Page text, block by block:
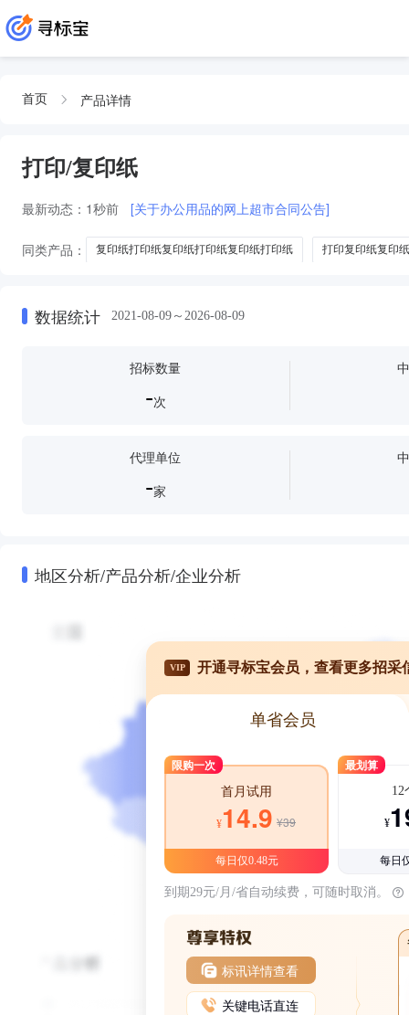
首页 产品详情
打印/复印纸
最新动态： 1秒前 [关于办公用品的网上超市合同公告]
同类产品： 复印纸打印纸复印纸打印纸复印纸打印纸 打印复印纸复印纸
数据统计 2021-08-09～2026-08-09
招标数量
-次
代理单位
-家
地区分析/产品分析/企业分析
VIP 开通寻标宝会员，查看更多招采
单省会员
限购一次
首月试用
¥14.9 ¥39
每日仅0.48元
最划算
12
¥
每日
到期29元/月/省自动续费，可随时取消。
标讯详情查看
关键电话直连